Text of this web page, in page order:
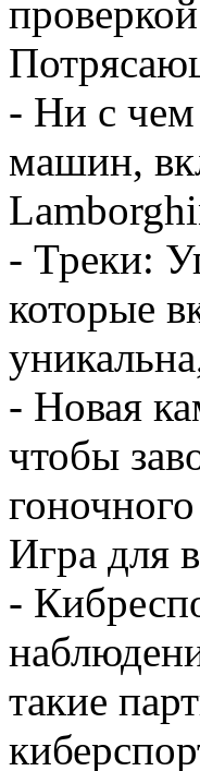
- Ни с чем
машин,
- Треки:
которые
- Новая
чтобы
Игра для
-
такие